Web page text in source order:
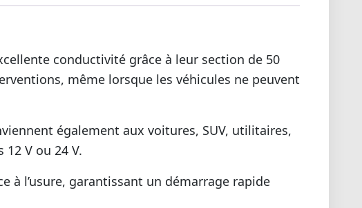
conductivité grâce à leur section de 50
même lorsque les véhicules ne peuvent
également aux voitures, SUV, utilitaires,
V ou 24 V.
à l’usure, garantissant un démarrage rapide